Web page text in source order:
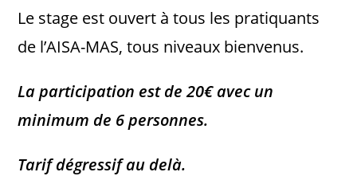
Le stage est ouvert à tous les pratiquants
de l’AISA-MAS, tous niveaux bienvenus.
La participation est de 20€ avec un
minimum de 6 personnes.
Tarif dégressif au delà.